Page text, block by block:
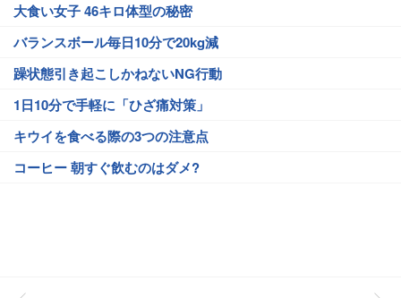
大食い女子 46キロ体型の秘密
バランスボール毎日10分で20kg減
躁状態引き起こしかねないNG行動
1日10分で手軽に「ひざ痛対策」
キウイを食べる際の3つの注意点
コーヒー 朝すぐ飲むのはダメ?